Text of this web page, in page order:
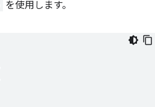
を使用します。